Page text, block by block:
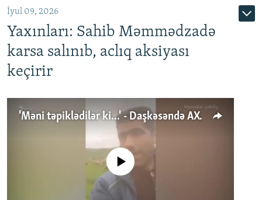
İyul 09, 2026
Yaxınları: Sahib Məmmədzadə
karsa salınıb, aclıq aksiyası
keçirir
'Məni təpiklədilər ki...' - Daşkəsəndə AXCP fəalının yaxınları onun həbsinə etiraz edirlər
No media source currently available